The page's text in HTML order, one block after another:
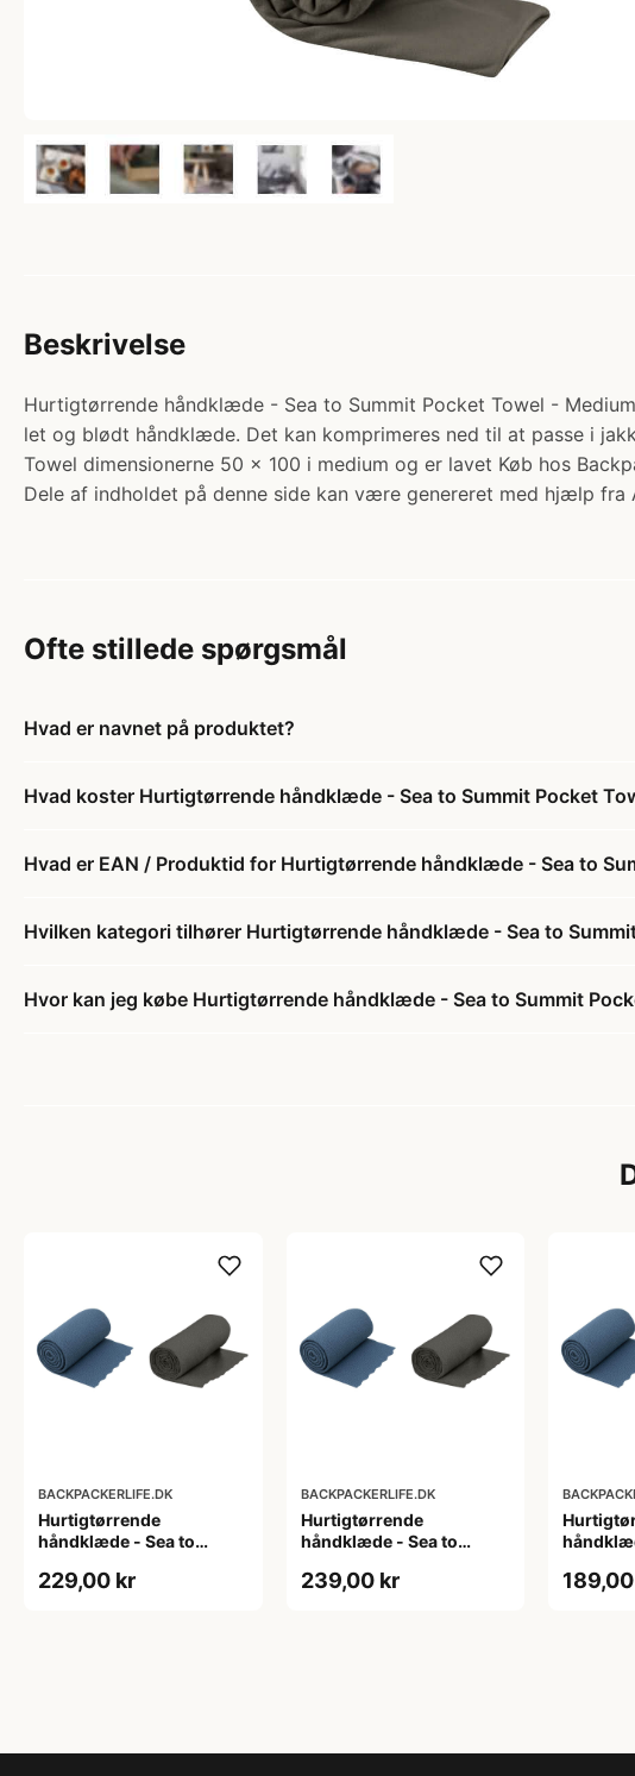
Beskrivelse
Hurtigtørrende håndklæde - Sea to Summit Pocket Towel -
let og blødt håndklæde. Det kan komprimeres ned til at passe i
Towel dimensionerne 50 x 100 i medium og er lavet Køb hos
Dele af indholdet på denne side kan være genereret med hjælp fra
Ofte stillede spørgsmål
Hvad er navnet på produktet?
Hvad koster Hurtigtørrende håndklæde - Sea to Summit Pocket
Hvad er EAN / Produktid for Hurtigtørrende håndklæde - Sea to
Hvilken kategori tilhører Hurtigtørrende håndklæde - Sea to
Hvor kan jeg købe Hurtigtørrende håndklæde - Sea to Summit
BACKPACKERLIFE.DK
Hurtigtørrende
håndklæde - Sea to
Large
229,00 kr
BACKPACKERLIFE.DK
Hurtigtørrende
håndklæde - Sea to
Medium
239,00 kr
Small